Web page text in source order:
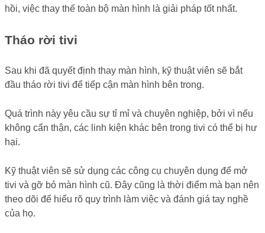
hồi, việc thay thế toàn bộ màn hình là giải pháp tốt nhất.
Tháo rời tivi
Sau khi đã quyết định thay màn hình, kỹ thuật viên sẽ bắt
đầu tháo rời tivi để tiếp cận màn hình bên trong.
Quá trình này yêu cầu sự tỉ mỉ và chuyên nghiệp, bởi vì nếu
không cẩn thận, các linh kiện khác bên trong tivi có thể bị hư
hại.
Kỹ thuật viên sẽ sử dụng các công cụ chuyên dụng để mở
tivi và gỡ bỏ màn hình cũ. Đây cũng là thời điểm mà bạn nên
theo dõi để hiểu rõ quy trình làm việc và đánh giá tay nghề
của họ.